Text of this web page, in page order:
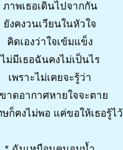
ภาพเธอเดินไปจากกัน
ยังคงวนเวียนในหัวใจ
คิดเองว่าใจเข้มแข็ง
ไม่มีเธอฉันคงไม่เป็นไร
เพราะไม่เคยจะรู้ว่า
าดอากาศหายใจจะตาย
ก็คงไม่พอ แค่ขอให้เธอรู้ไว้